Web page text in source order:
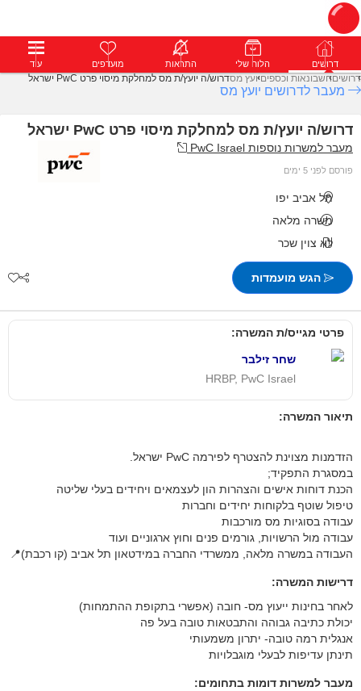
דרושים פרופילים הודעות פרימיום דרושים הלוח שלי התראות מועדפים עוד
דרושיםחשבונאות וכספיםיועץ מסדרוש/ה יועץ/ת מס למחלקת מיסוי פרט PwC ישראל
מעבר לדרושים יועץ מס
דרוש/ה יועץ/ת מס למחלקת מיסוי פרט PwC ישראל
מעבר למשרות נוספות PwC Israel
פורסם לפני 5 ימים
תל אביב יפו
משרה מלאה
לא צוין שכר
הגש מועמדות
פרטי מגייס/ת המשרה:
שחר זילבר
HRBP, PwC Israel
תיאור המשרה:
הזדמנות מצוינת להצטרף לפירמה PwC ישראל.
במסגרת התפקיד;
הכנת דוחות אישים והצהרות הון לעצמאים ויחידים בעלי שליטה
טיפול שוטף בלקוחות יחידים וחברות
עבודה בסוגיות מס מורכבות
עבודה מול הרשויות, גורמים פנים וחוץ ארגוניים ועוד
העבודה במשרה מלאה, ממשרדי החברה במידטאון תל אביב (קו רכבת)📍
דרישות המשרה:
לאחר בחינות ייעוץ מס- חובה (אפשרי בתקופת ההתמחות)
יכולת כתיבה גבוהה והתבטאות טובה בעל פה
אנגלית רמה טובה- יתרון משמעותי
תינתן עדיפות לבעלי מוגבלויות
מעבר למשרות דומות בתחומים: